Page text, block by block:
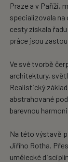
Praze a v Paříži,
specializovala
cesty získala
práce jsou
Ve své tvorbě
architektury,
Realistický
abstrahované
barevnou
Na této výstavě
Jiřího Rotha.
umělecké